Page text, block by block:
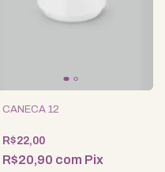
CANECA 12
R$22,00
R$20,90 com Pix